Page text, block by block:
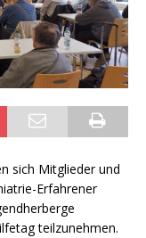
sich Mitglieder und
Erfahrener
teilzunehmen.